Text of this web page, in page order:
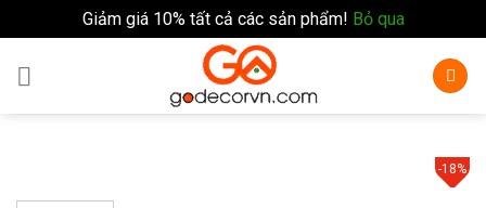
Giảm giá 10% tất cả các sản phẩm! Bỏ qua
-18%